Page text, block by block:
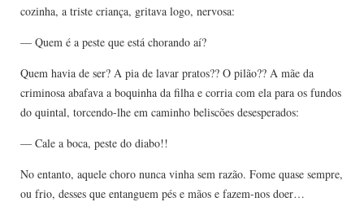
cozinha, a triste criança, gritava logo, nervosa:
— Quem é a peste que está chorando aí?
Quem havia de ser? A pia de lavar pratos?? O pilão?? A mãe da
criminosa abafava a boquinha da filha e corria com ela para os fundos
do quintal, torcendo-lhe em caminho beliscões desesperados:
— Cale a boca, peste do diabo!!
No entanto, aquele choro nunca vinha sem razão. Fome quase sempre,
ou frio, desses que entanguem pés e mãos e fazem-nos doer…